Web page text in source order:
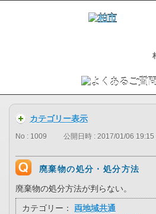
カテゴリー表示
No : 1009 公開日時 : 2017/01/06 19:15
廃棄物の処分・処分方法
廃棄物の処分方法が判らない。
カテゴリー：
両地域共通